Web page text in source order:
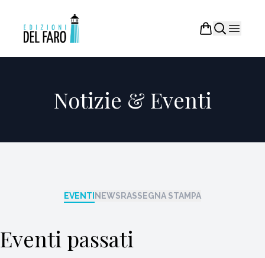
Notizie & Eventi
EVENTI NEWS RASSEGNA STAMPA
Eventi passati